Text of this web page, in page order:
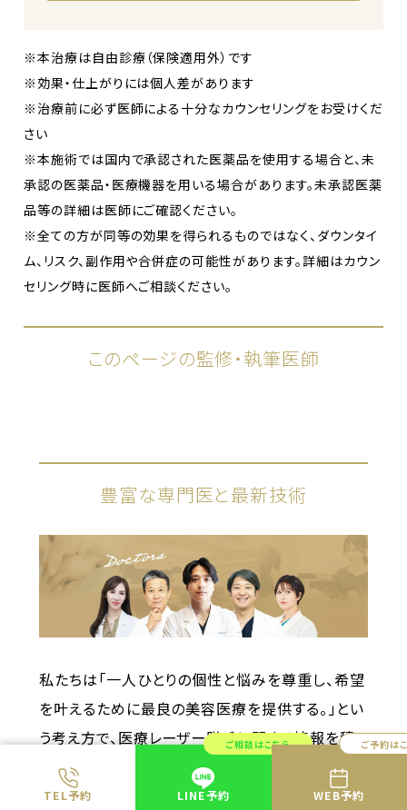
TEL予約
ご相談はこちら
LINE予約
ご予約は
WEB予約
※本治療は自由診療（保険適用外）です
※効果・仕上がりには個人差があります
※治療前に必ず医師による十分なカウンセリングをお受けくだ
さい
※本施術では国内で承認された医薬品を使用する場合と、未
承認の医薬品・医療機器を用いる場合があります。未承認医薬
品等の詳細は医師にご確認ください。
※全ての方が同等の効果を得られるものではなく、ダウンタイ
ム、リスク、副作用や合併症の可能性があります。詳細はカウン
セリング時に医師へご相談ください。
このページの監修・執筆医師
豊富な専門医と最新技術
私たちは「一人ひとりの個性と悩みを尊重し、希望
を叶えるために最良の美容医療を提供する。」とい
う考え方で、医療レーザー脱毛に関する情報を積
極的に開示しています。
最新のレーザー機器の導入など、最新の技術と丁